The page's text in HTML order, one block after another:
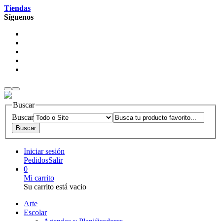
Tiendas
Síguenos
Buscar
Buscar
Iniciar sesión
PedidosSalir
0
Mi carrito
Su carrito está vacio
Arte
Escolar